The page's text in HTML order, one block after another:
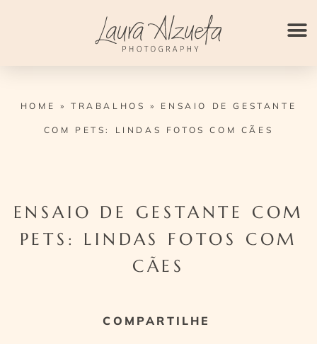
HOME »TRABALHOS » ENSAIO DE GESTANTE
COM PETS: LINDAS FOTOS COM CÃES
ENSAIO DE GESTANTE COM
PETS: LINDAS FOTOS COM
CÃES